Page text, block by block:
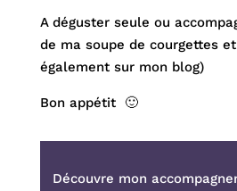
A déguster seule ou
de ma soupe de courgettes
également sur mon blog)
Bon appétit 🙂
Découvre mon